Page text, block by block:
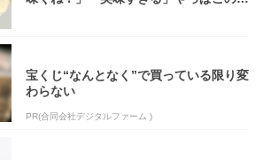
宝くじ“なんとなく”で買っている限り変
わらない
PR(合同会社デジタルファーム )